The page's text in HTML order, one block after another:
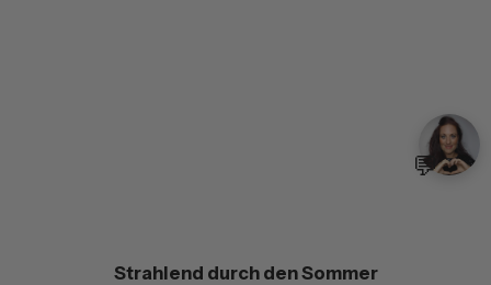
Strahlend durch den Sommer
💬